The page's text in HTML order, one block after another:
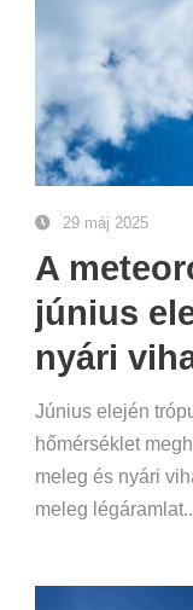
29 máj 2025
A
június
nyári
Június elején
hőmérséklet
meleg és nyári
meleg